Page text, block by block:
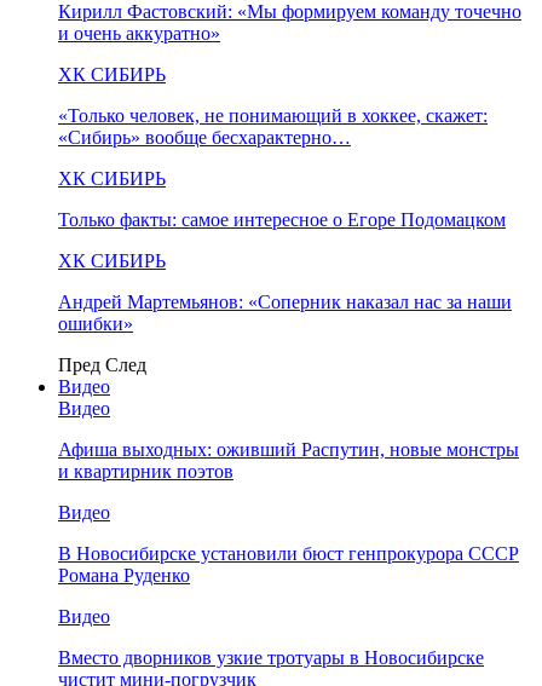
Кирилл Фастовский: «Мы формируем команду точечно
и очень аккуратно»
ХК СИБИРЬ
«Только человек, не понимающий в хоккее, скажет:
«Сибирь» вообще бесхарактерно…
ХК СИБИРЬ
Только факты: самое интересное о Егоре Подомацком
ХК СИБИРЬ
Андрей Мартемьянов: «Соперник наказал нас за наши
ошибки»
Пред След
Видео
Видео
Афиша выходных: оживший Распутин, новые монстры
и квартирник поэтов
Видео
В Новосибирске установили бюст генпрокурора СССР
Романа Руденко
Видео
Вместо дворников узкие тротуары в Новосибирске
чистит мини-погрузчик